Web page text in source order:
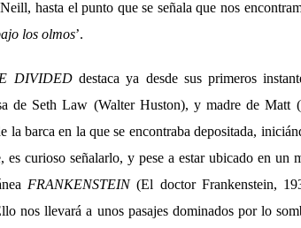
hasta el punto que se señala que nos
los olmos’.
DIVIDEDdestaca ya desde sus primeros
de Seth Law (Walter Huston), y madre de Matt
la barca en la que se encontraba depositada,
curioso señalarlo, y pese a estar ubicado en un
FRANKENSTEIN(El doctor Frankenstein,
nos llevará a unos pasajes dominados por lo